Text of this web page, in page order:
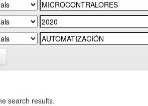
search results.